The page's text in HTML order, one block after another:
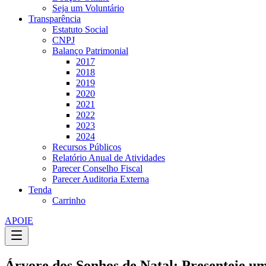
Seja um Voluntário
Transparência
Estatuto Social
CNPJ
Balanço Patrimonial
2017
2018
2019
2020
2021
2022
2023
2024
Recursos Públicos
Relatório Anual de Atividades
Parecer Conselho Fiscal
Parecer Auditoria Externa
Tenda
Carrinho
APOIE